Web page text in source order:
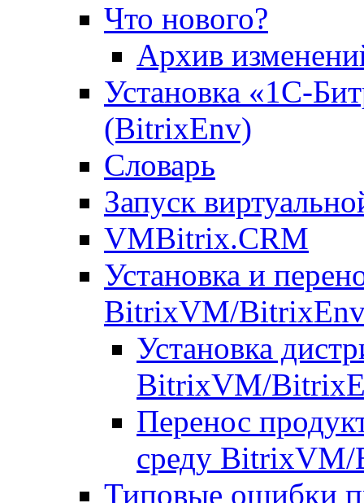
Что нового?
Архив
Установка «1С-
(BitrixEnv)
Словарь
Запуск
VMBitrix.CRM
Установка и
BitrixVM/
Установка
BitrixVM/
Перенос
среду
Типовые ошибки